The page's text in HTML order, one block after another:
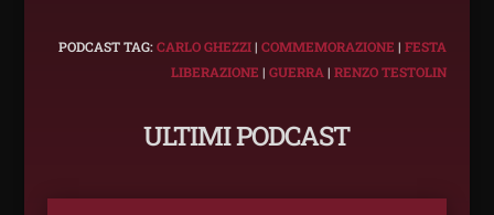
PODCAST TAG:CARLO GHEZZI|COMMEMORAZIONE |FESTA
LIBERAZIONE |GUERRA |RENZO TESTOLIN
ULTIMI PODCAST